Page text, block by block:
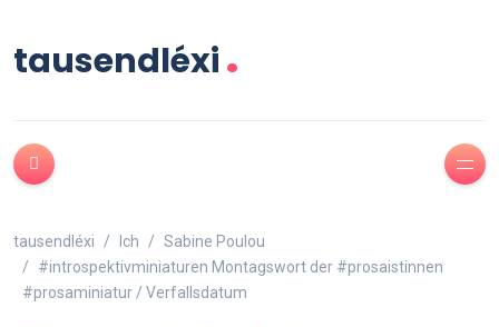
tausendléxi.
tausendléxi Ich
Sabine Poulou
#introspektivminiaturen Montagswort der #prosaistinnen
#prosaminiatur / Verfallsdatum